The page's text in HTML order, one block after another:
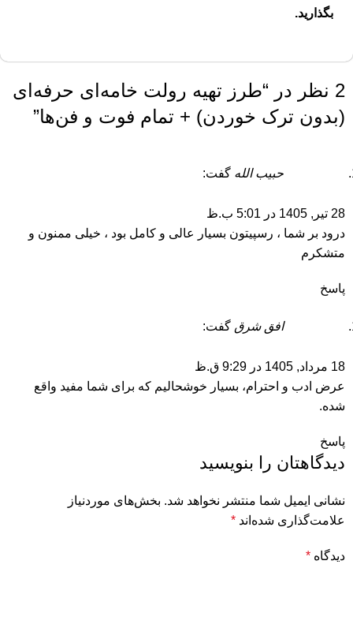
بگذارید.
2 نظر در “
طرز تهیه رولت خامه‌ای حرفه‌ای
(بدون ترک خوردن) + تمام فوت و فن‌ها”
حبیب الله گفت:
28 تیر, 1405 در 5:01 ب.ظ
درود بر شما ، رسپیتون بسیار عالی و کامل بود ، خیلی ممنون و
متشکرم
پاسخ
افق شرق گفت:
18 مرداد, 1405 در 9:29 ق.ظ
عرض ادب و احترام، بسیار خوشحالیم که برای شما مفید واقع
شده.
پاسخ
دیدگاهتان را بنویسید
نشانی ایمیل شما منتشر نخواهد شد. بخش‌های موردنیاز
علامت‌گذاری شده‌اند *
دیدگاه *